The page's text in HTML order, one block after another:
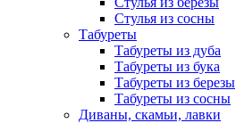
Стулья из сосны
Табуреты
Табуреты из дуба
Табуреты из бука
Табуреты из березы
Табуреты из сосны
Диваны, скамьи, лавки